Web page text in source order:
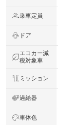
乗車定員
ドア
エコカー減
税対象車
ミッション
過給器
車体色